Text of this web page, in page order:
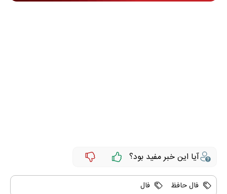
آیا این خبر مفید بود؟
فال حافظ فال